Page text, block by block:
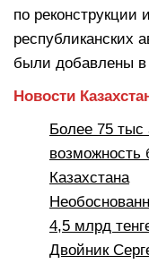
по реконструкции
республиканских
были добавлены в
Новости
Более 75 тыс
возможность
Казахстана
4,5 млрд
Двойник